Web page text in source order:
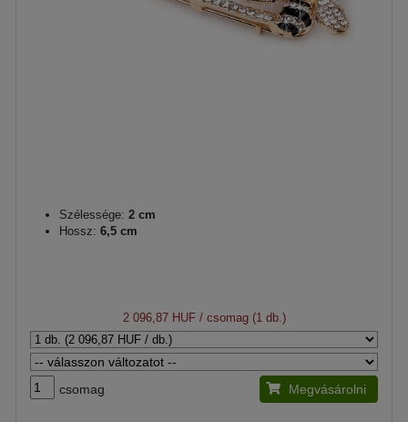
Szélessége: 2 cm
Hossz: 6,5 cm
2 096,87 HUF/ csomag (1 db.)
csomag Megvásárolni